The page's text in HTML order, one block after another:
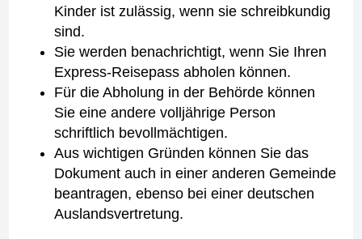
Kinder ist zulässig, wenn sie schreibkundig
sind.
Sie werden benachrichtigt, wenn Sie Ihren
Express-Reisepass abholen können.
Für die Abholung in der Behörde können
Sie eine andere volljährige Person
schriftlich bevollmächtigen.
Aus wichtigen Gründen können Sie das
Dokument auch in einer anderen Gemeinde
beantragen, ebenso bei einer deutschen
Auslandsvertretung.